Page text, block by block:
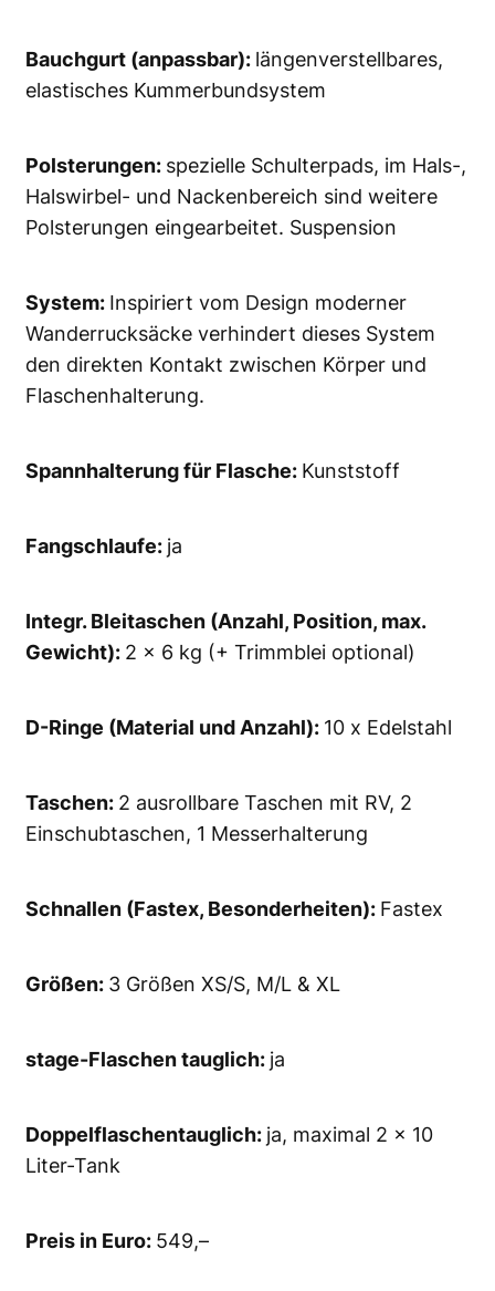
Bauchgurt (anpassbar): längenverstellbares,
elastisches Kummerbundsystem
Polsterungen: spezielle Schulterpads, im Hals-,
Halswirbel- und Nackenbereich sind weitere
Polsterungen eingearbeitet. Suspension
System: Inspiriert vom Design moderner
Wanderrucksäcke verhindert dieses System
den direkten Kontakt zwischen Körper und
Flaschenhalterung.
Spannhalterung für Flasche: Kunststoff
Fangschlaufe: ja
Integr. Bleitaschen (Anzahl, Position, max.
Gewicht): 2 x 6 kg (+ Trimmblei optional)
D-Ringe (Material und Anzahl): 10 x Edelstahl
Taschen: 2 ausrollbare Taschen mit RV, 2
Einschub­taschen, 1 Messerhalterung
Schnallen (Fastex, Besonderheiten): Fastex
Größen: 3 Größen XS/S, M/L & XL
stage-Flaschen tauglich: ja
Doppelflaschentauglich: ja, maximal 2 x 10
Liter-Tank
Preis in Euro: 549,–